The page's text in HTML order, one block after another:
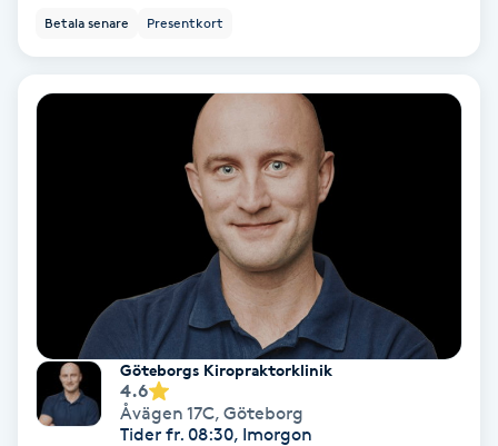
Ansiktsbehandling djuprengörande
Babylights
Barnklippning
BIAB
Betala senare Presentkort
Göteborgs Kiropraktorklinik
4.6
Åvägen 17C, Göteborg
Tider fr. 08:30, Imorgon